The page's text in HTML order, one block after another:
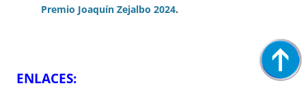
Premio Joaquín Zejalbo 2024.
ENLACES: